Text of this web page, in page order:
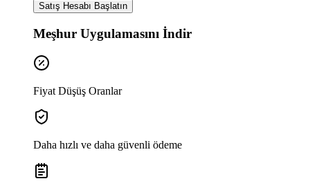
Satış Hesabı Başlatın
Meşhur Uygulamasını İndir
Fiyat Düşüş Oranlar
Daha hızlı ve daha güvenli ödeme